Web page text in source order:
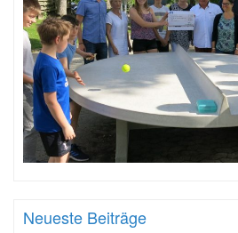
Neueste Beiträge